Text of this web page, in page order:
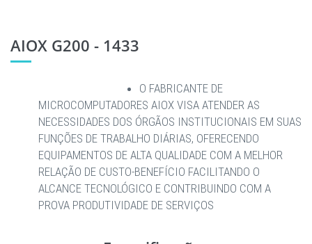
AIOX G200 - 1433
O FABRICANTE DE
MICROCOMPUTADORES AIOX VISA ATENDER AS
NECESSIDADES DOS ÓRGÃOS INSTITUCIONAIS EM SUAS
FUNÇÕES DE TRABALHO DIÁRIAS, OFERECENDO
EQUIPAMENTOS DE ALTA QUALIDADE COM A MELHOR
RELAÇÃO DE CUSTO-BENEFÍCIO FACILITANDO O
ALCANCE TECNOLÓGICO E CONTRIBUINDO COM A
PROVA PRODUTIVIDADE DE SERVIÇOS